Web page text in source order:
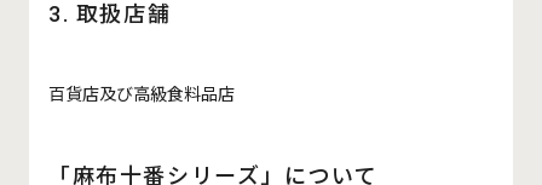
3. 取扱店舗
百貨店及び高級食料品店
「麻布十番シリーズ」について